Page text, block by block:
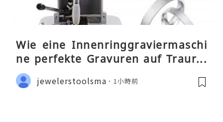
Wie eine Innenringgraviermaschi
ne perfekte Gravuren auf Traurin
gen ermöglicht
jewelerstoolsma 1小時前